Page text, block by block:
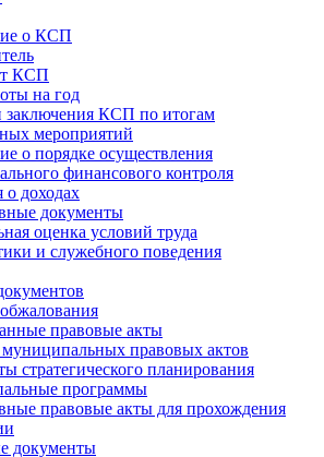
о КСП
КСП
на год
заключения КСП по итогам
мероприятий
о порядке осуществления
финансового контроля
о доходах
документы
оценка условий труда
и служебного поведения
правовые акты
правовых актов
стратегического планирования
программы
правовые акты для прохождения
документы